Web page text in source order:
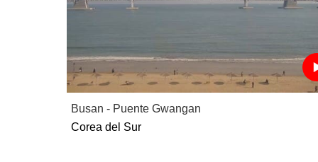
Busan - Puente Gwangan
Corea del Sur